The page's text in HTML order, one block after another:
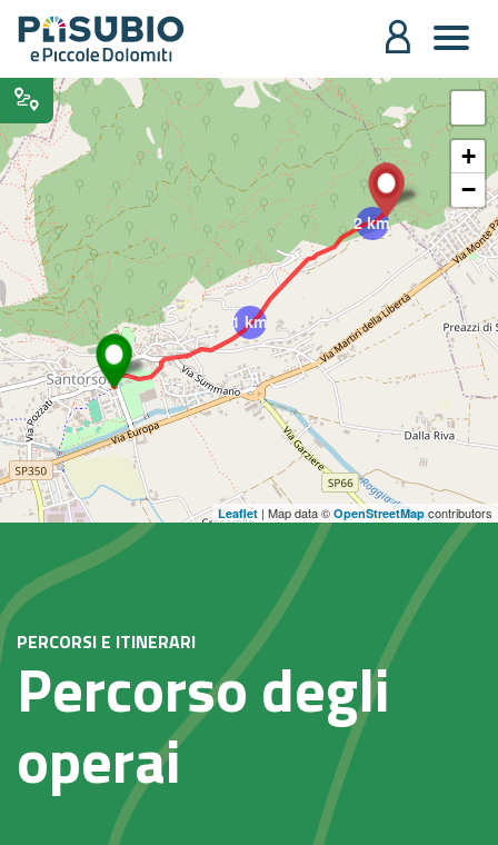
1 km
2 km
+
−
Leaflet | Map data © OpenStreetMapcontributors
PERCORSI E ITINERARI
Percorso degli
operai